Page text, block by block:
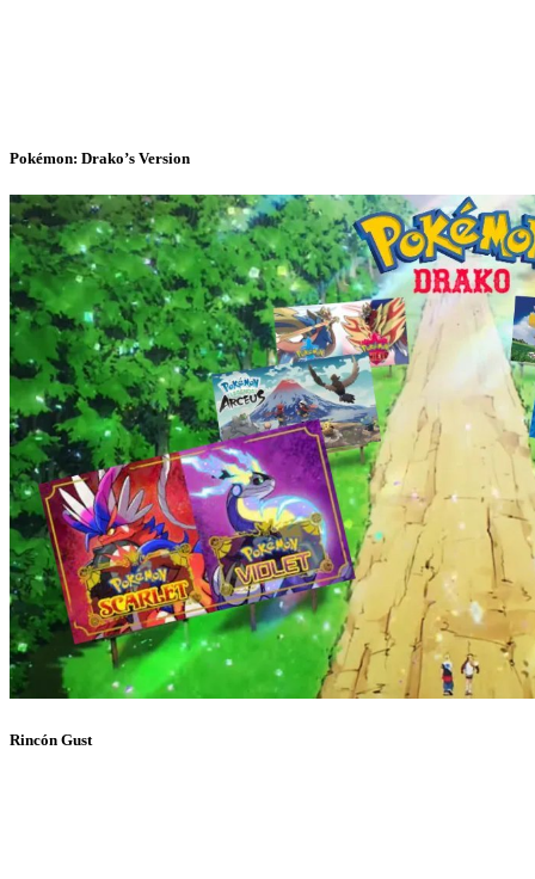
Pokémon: Drako’s Version
Rincón Gust